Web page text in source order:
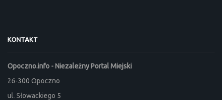
KONTAKT
Opoczno.info - Niezależny Portal Miejski
26-300 Opoczno
ul. Słowackiego 5